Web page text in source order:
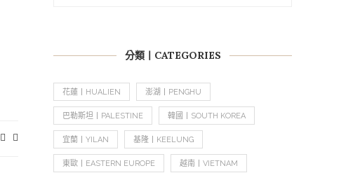
分類丨CATEGORIES
花蓮丨HUALIEN 澎湖丨PENGHU
巴勒斯坦丨PALESTINE 韓國丨SOUTH KOREA
宜蘭丨YILAN 基隆丨KEELUNG
東歐丨EASTERN EUROPE 越南丨VIETNAM